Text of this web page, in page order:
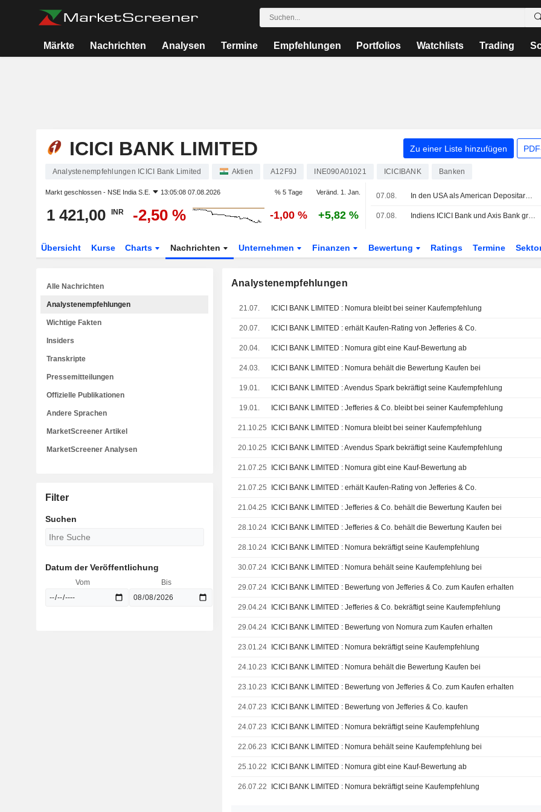
Märkte Nachrichten Analysen Termine Empfehlungen Portfolios Watchlists Trading
ICICI BANK LIMITED Zu einer Liste hinzufügen
Analystenempfehlungen ICICI Bank Limited Aktien A12F9J INE090A01021 ICICIBANK Banken
Markt geschlossen - NSE India S.E. 13:05:08 07.08.2026 % 5 Tage Veränd. 1. Jan.
1 421,00 INR -2,50 % -1,00 % +5,82 %
07.08. In den USA als American Depositary Receipts gehandelte asiatische Aktien steigen am Freitag; Wochenplus von 2%
07.08. Indiens ICICI Bank und Axis Bank greifen erneut auf den Dollar-Anleihemarkt zu, sagen Banker
Übersicht Kurse Charts Nachrichten Unternehmen Finanzen Bewertung Ratings Termine
Analystenempfehlungen
21.07. ICICI BANK LIMITED : Nomura bleibt bei seiner Kaufempfehlung
20.07. ICICI BANK LIMITED : erhält Kaufen-Rating von Jefferies & Co.
20.04. ICICI BANK LIMITED : Nomura gibt eine Kauf-Bewertung ab
24.03. ICICI BANK LIMITED : Nomura behält die Bewertung Kaufen bei
19.01. ICICI BANK LIMITED : Avendus Spark bekräftigt seine Kaufempfehlung
19.01. ICICI BANK LIMITED : Jefferies & Co. bleibt bei seiner Kaufempfehlung
21.10.25 ICICI BANK LIMITED : Nomura bleibt bei seiner Kaufempfehlung
20.10.25 ICICI BANK LIMITED : Avendus Spark bekräftigt seine Kaufempfehlung
21.07.25 ICICI BANK LIMITED : Nomura gibt eine Kauf-Bewertung ab
21.07.25 ICICI BANK LIMITED : erhält Kaufen-Rating von Jefferies & Co.
21.04.25 ICICI BANK LIMITED : Jefferies & Co. behält die Bewertung Kaufen bei
28.10.24 ICICI BANK LIMITED : Jefferies & Co. behält die Bewertung Kaufen bei
28.10.24 ICICI BANK LIMITED : Nomura bekräftigt seine Kaufempfehlung
30.07.24 ICICI BANK LIMITED : Nomura behält seine Kaufempfehlung bei
29.07.24 ICICI BANK LIMITED : Bewertung von Jefferies & Co. zum Kaufen erhalten
29.04.24 ICICI BANK LIMITED : Jefferies & Co. bekräftigt seine Kaufempfehlung
29.04.24 ICICI BANK LIMITED : Bewertung von Nomura zum Kaufen erhalten
23.01.24 ICICI BANK LIMITED : Nomura bekräftigt seine Kaufempfehlung
24.10.23 ICICI BANK LIMITED : Nomura behält die Bewertung Kaufen bei
23.10.23 ICICI BANK LIMITED : Bewertung von Jefferies & Co. zum Kaufen erhalten
24.07.23 ICICI BANK LIMITED : Bewertung von Jefferies & Co. kaufen
24.07.23 ICICI BANK LIMITED : Nomura bekräftigt seine Kaufempfehlung
22.06.23 ICICI BANK LIMITED : Nomura behält seine Kaufempfehlung bei
25.10.22 ICICI BANK LIMITED : Nomura gibt eine Kauf-Bewertung ab
26.07.22 ICICI BANK LIMITED : Nomura bekräftigt seine Kaufempfehlung
Alle Nachrichten
Analystenempfehlungen
Wichtige Fakten
Insiders
Transkripte
Pressemitteilungen
Offizielle Publikationen
Andere Sprachen
MarketScreener Artikel
MarketScreener Analysen
Filter
Suchen
Datum der Veröffentlichung
Vom Bis